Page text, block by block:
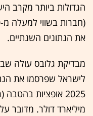
הגדולות ביותר מקרב
את הנתונים השנתיים.
לישראל שפרסמו את